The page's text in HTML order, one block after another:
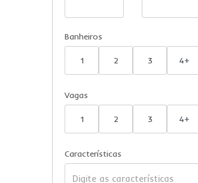
Banheiros
1 2 3 4+
Vagas
1 2 3 4+
Características